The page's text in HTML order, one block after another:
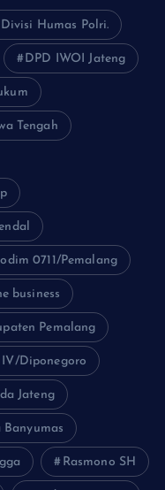
Divisi Humas Polri.
DPD IWOI Jateng
Tengah
0711/Pemalang
business
Pemalang
IV/Diponegoro
Jateng
Banyumas
Rasmono SH